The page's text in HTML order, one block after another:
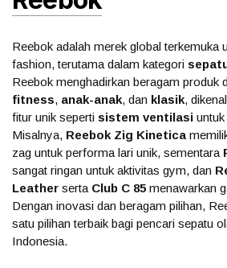
Reebok adalah merek global terkemuka
fashion, terutama dalam kategori
Reebok menghadirkan beragam produk
fitness, anak-anak, dan klasik,
fitur unik seperti sistem ventilasi
Misalnya, Reebok Zig Kinetica
zag untuk performa lari unik, sementara
sangat ringan untuk aktivitas gym, dan
Leather serta Club C 85 menawarkan
Dengan inovasi dan beragam pilihan,
satu pilihan terbaik bagi pencari sepatu
Indonesia.